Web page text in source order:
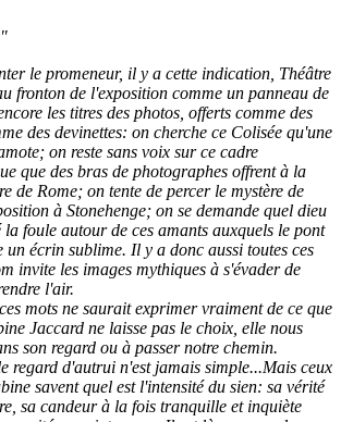
le promeneur, il y a cette indication, Théâtre
fronton de l'exposition comme un panneau de
les titres des photos, offerts comme des
des devinettes: on cherche ce Colisée qu'une
on reste sans voix sur ce cadre
que des bras de photographes offrent à la
de Rome; on tente de percer le mystère de
à Stonehenge; on se demande quel dieu
foule autour de ces amants auxquels le pont
un écrin sublime. Il y a donc aussi toutes ces
invite les images mythiques à s'évader de
l'air.
mots ne saurait exprimer vraiment de ce que
Jaccard ne laisse pas le choix, elle nous
son regard ou à passer notre chemin.
regard d'autrui n'est jamais simple...Mais ceux
savent quel est l'intensité du sien: sa vérité
sa candeur à la fois tranquille et inquiète